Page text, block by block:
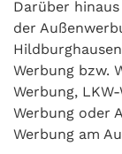
Darüber
der
Werbung bzw.
Werbung,
Werbung oder
Werbung am